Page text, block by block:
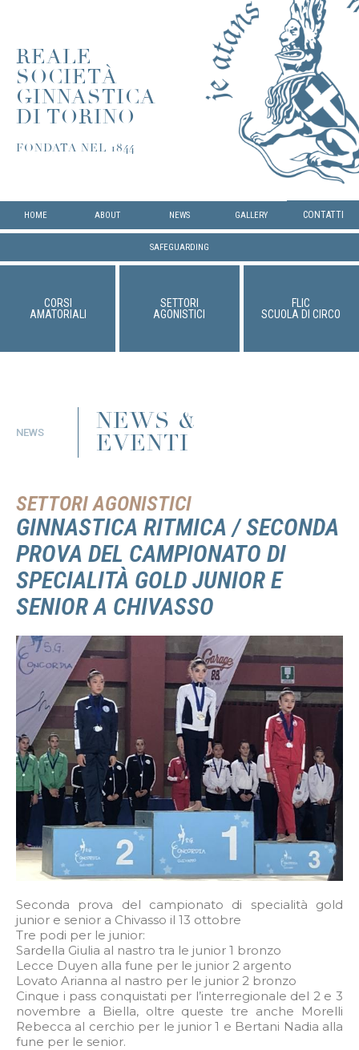
REALE
SOCIETÀ
GINNASTICA
DI TORINO
FONDATA NEL 1844
HOME ABOUT NEWS GALLERY CONTATTI
SAFEGUARDING
CORSI
AMATORIALI
SETTORI
AGONISTICI
FLIC
SCUOLA DI CIRCO
NEWS
NEWS &
EVENTI
SETTORI AGONISTICI
GINNASTICA RITMICA / SECONDA
PROVA DEL CAMPIONATO DI
SPECIALITÀ GOLD JUNIOR E
SENIOR A CHIVASSO
Seconda prova del campionato di specialità gold
junior e senior a Chivasso il 13 ottobre
Tre podi per le junior:
Sardella Giulia al nastro tra le junior 1 bronzo
Lecce Duyen alla fune per le junior 2 argento
Lovato Arianna al nastro per le junior 2 bronzo
Cinque i pass conquistati per l’interregionale del 2 e 3
novembre a Biella, oltre queste tre anche Morelli
Rebecca al cerchio per le junior 1 e Bertani Nadia alla
fune per le senior.